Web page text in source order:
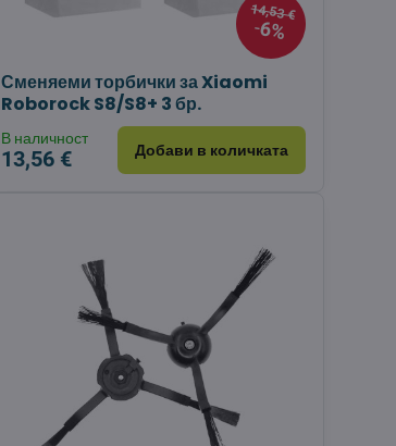
14,53 €
6%
Сменяеми торбички за Xiaomi
Roborock S8/S8+ 3 бр.
В наличност
13,56 € Добави в количката